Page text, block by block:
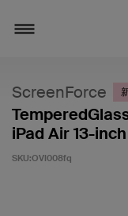
ScreenForce
iPad Air 13-inch
SKU:OVI008fq